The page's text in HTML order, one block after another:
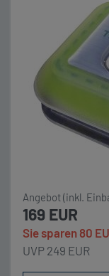
Daten: 12V
Betrieb
Ihr Fahrzeug
Angebot (inkl.
169 EUR
Sie sparen 80
UVP 249 EUR